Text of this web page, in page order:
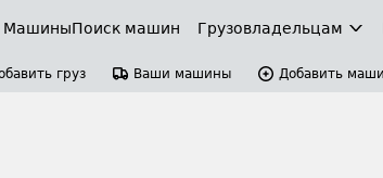
МашиныПоиск машин Грузовладельцам
груз Ваши машины Добавить